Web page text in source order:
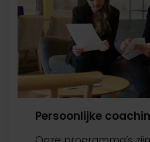
Persoonlijke